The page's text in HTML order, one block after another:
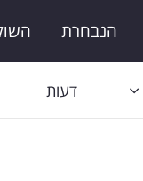
הנבחרת
דעות